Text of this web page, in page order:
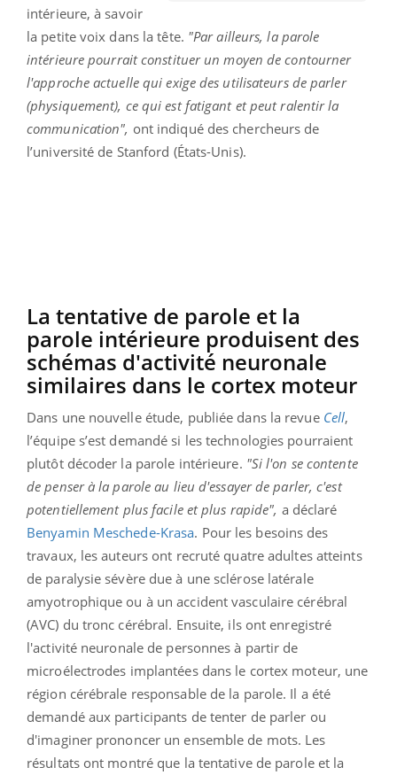
intérieure, à savoir
la petite voix dans la tête. "Par ailleurs, la parole
intérieure pourrait constituer un moyen de contourner
l'approche actuelle qui exige des utilisateurs de parler
(physiquement), ce qui est fatigant et peut ralentir la
communication", ont indiqué des chercheurs de
l’université de Stanford (États-Unis).
La tentative de parole et la
parole intérieure produisent des
schémas d'activité neuronale
similaires dans le cortex moteur
Dans une nouvelle étude, publiée dans la revue Cell,
l’équipe s’est demandé si les technologies pourraient
plutôt décoder la parole intérieure. "Si l'on se contente
de penser à la parole au lieu d'essayer de parler, c'est
potentiellement plus facile et plus rapide", a déclaré
Benyamin Meschede-Krasa. Pour les besoins des
travaux, les auteurs ont recruté quatre adultes atteints
de paralysie sévère due à une sclérose latérale
amyotrophique ou à un accident vasculaire cérébral
(AVC) du tronc cérébral. Ensuite, ils ont enregistré
l'activité neuronale de personnes à partir de
microélectrodes implantées dans le cortex moteur, une
région cérébrale responsable de la parole. Il a été
demandé aux participants de tenter de parler ou
d'imaginer prononcer un ensemble de mots. Les
résultats ont montré que la tentative de parole et la